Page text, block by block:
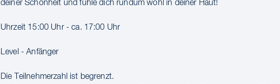
deiner Schönheit und fühle dich rundum wohl in deiner Haut!
Uhrzeit 15:00 Uhr - ca. 17:00 Uhr
Level - Anfänger
Die Teilnehmerzahl ist begrenzt.